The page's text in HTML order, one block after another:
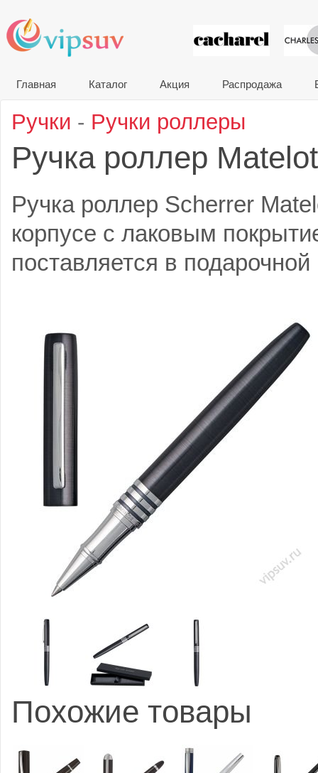
VIP
Главная Каталог Акция Распродажа
Ручки - Ручки роллеры
Ручка роллер
Ручка роллер Scherrer
корпусе с лаковым
поставляется в
Похожие товары